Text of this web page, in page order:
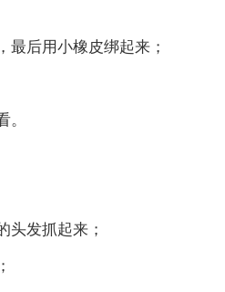
后用小橡皮绑起来；
发抓起来；